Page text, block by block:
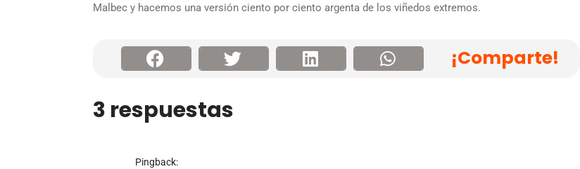
Malbec y hacemos una versión ciento por ciento argenta de los viñedos extremos.
¡Comparte!
3 respuestas
Pingback: